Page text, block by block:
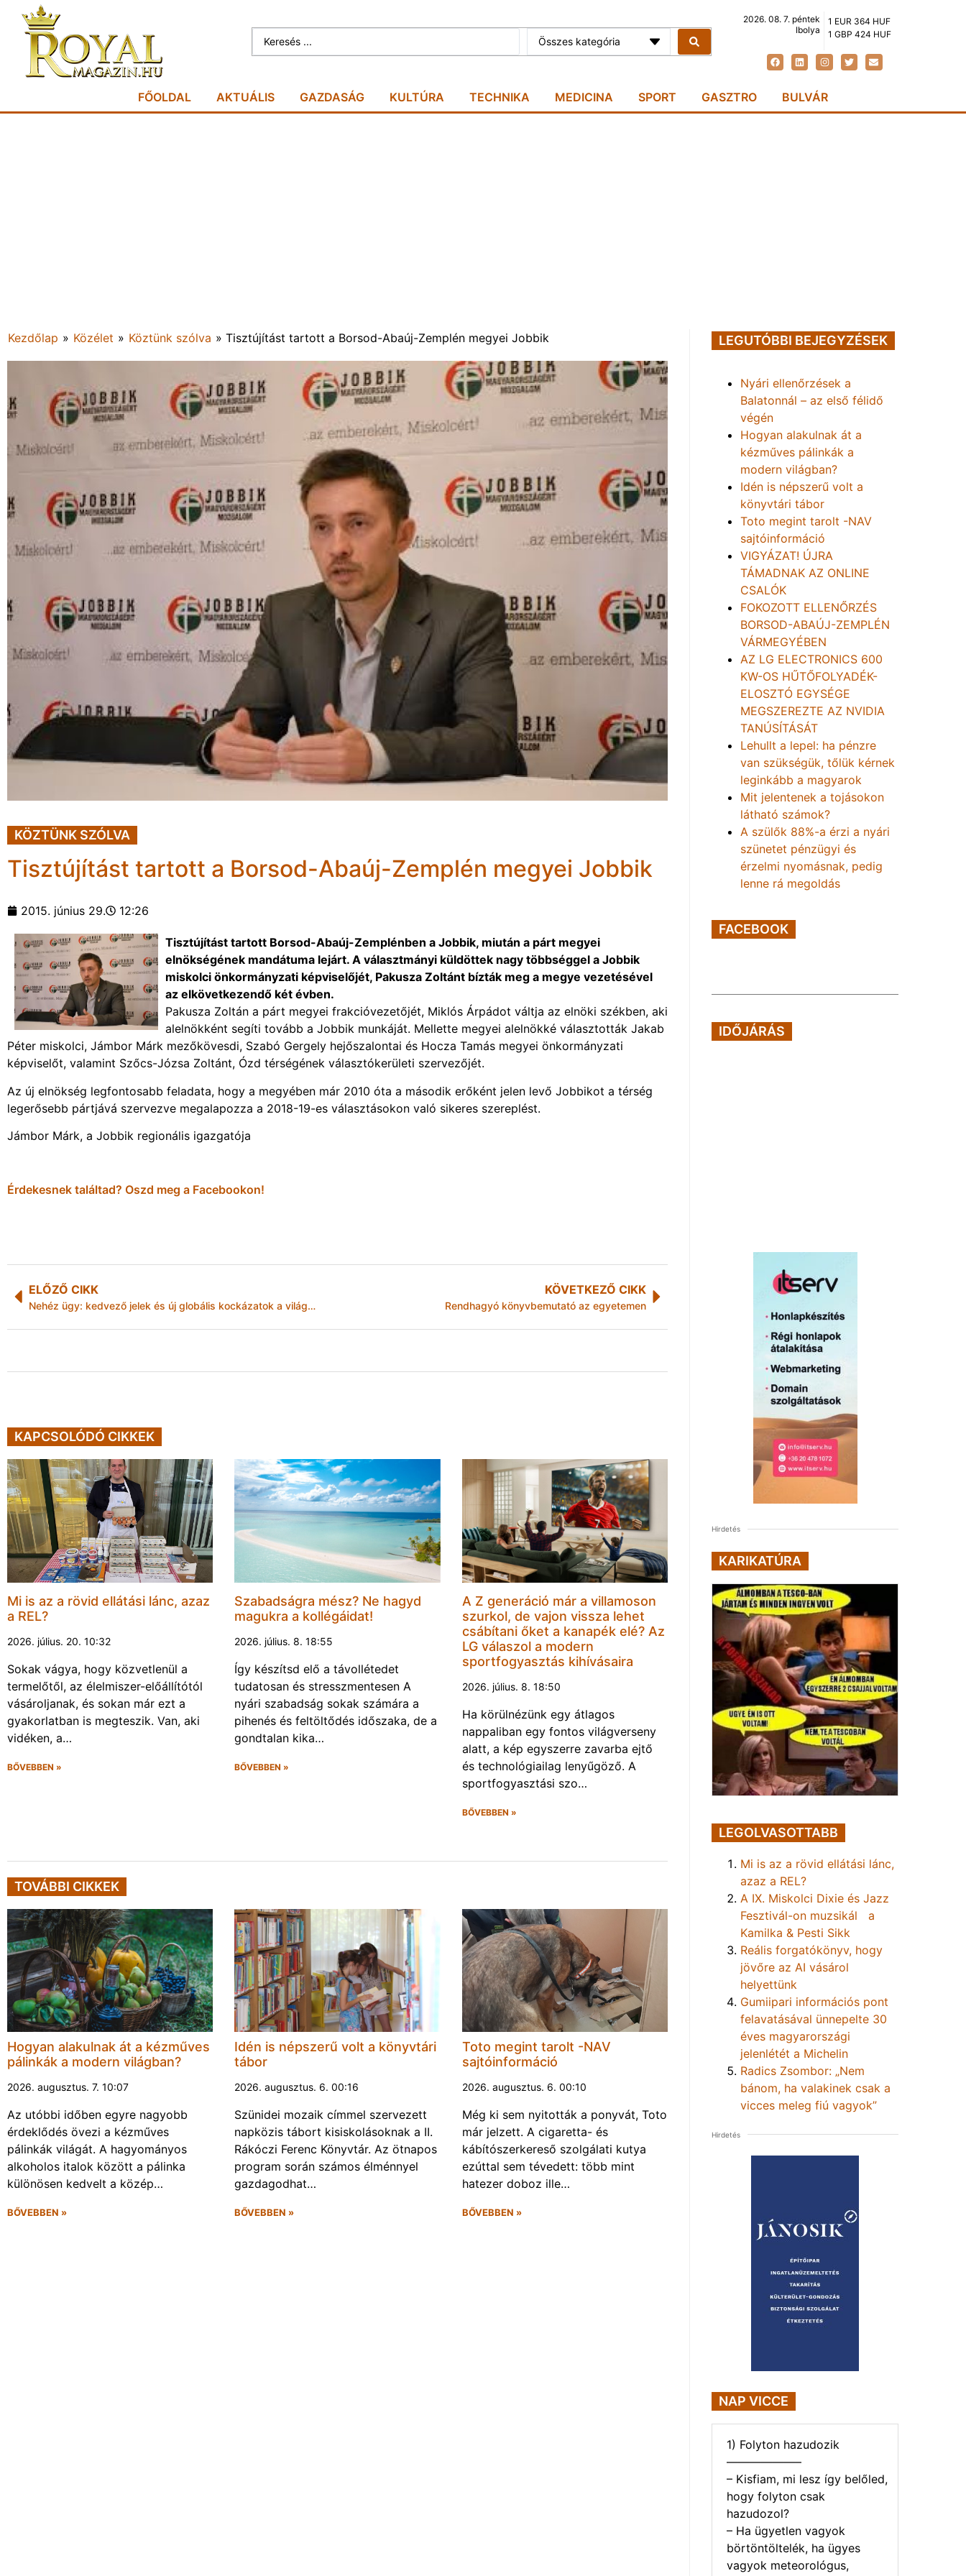
Összes kategória
2026. 08. 7. péntek
Ibolya
1 EUR 364 HUF
1 GBP 424 HUF
FŐOLDAL AKTUÁLIS GAZDASÁG KULTÚRA TECHNIKA MEDICINA SPORT GASZTRO BULVÁR
Kezdőlap » Közélet » Köztünk szólva » Tisztújítást tartott a Borsod-Abaúj-Zemplén megyei Jobbik
KÖZTÜNK SZÓLVA
Tisztújítást tartott a Borsod-Abaúj-Zemplén megyei Jobbik
2015. június 29. 12:26
Tisztújítást tartott Borsod-Abaúj-Zemplénben a Jobbik, miután a párt megyei
elnökségének mandátuma lejárt. A választmányi küldöttek nagy többséggel a Jobbik
miskolci önkormányzati képviselőjét, Pakusza Zoltánt bízták meg a megye vezetésével
az elkövetkezendő két évben.
Pakusza Zoltán a párt megyei frakcióvezetőjét, Miklós Árpádot váltja az elnöki székben, aki
alelnökként segíti tovább a Jobbik munkáját. Mellette megyei alelnökké választották Jakab
Péter miskolci, Jámbor Márk mezőkövesdi, Szabó Gergely hejőszalontai és Hocza Tamás megyei önkormányzati
képviselőt, valamint Szőcs-Józsa Zoltánt, Ózd térségének választókerületi szervezőjét.
Az új elnökség legfontosabb feladata, hogy a megyében már 2010 óta a második erőként jelen levő Jobbikot a térség
legerősebb pártjává szervezve megalapozza a 2018-19-es választásokon való sikeres szereplést.
Jámbor Márk, a Jobbik regionális igazgatója
Érdekesnek találtad? Oszd meg a Facebookon!
ELŐZŐ CIKK
Nehéz ügy: kedvező jelek és új globális kockázatok a világban
KÖVETKEZŐ CIKK
Rendhagyó könyvbemutató az egyetemen
KAPCSOLÓDÓ CIKKEK
Mi is az a rövid ellátási lánc, azaz
a REL?
2026. július. 20. 10:32
Sokak vágya, hogy közvetlenül a
termelőtől, az élelmiszer-előállítótól
vásároljanak, és sokan már ezt a
gyakorlatban is megteszik. Van, aki
vidéken, a…
BŐVEBBEN »
Szabadságra mész? Ne hagyd
magukra a kollégáidat!
2026. július. 8. 18:55
Így készítsd elő a távollétedet
tudatosan és stresszmentesen A
nyári szabadság sokak számára a
pihenés és feltöltődés időszaka, de a
gondtalan kika…
BŐVEBBEN »
A Z generáció már a villamoson
szurkol, de vajon vissza lehet
csábítani őket a kanapék elé? Az
LG válaszol a modern
sportfogyasztás kihívásaira
2026. július. 8. 18:50
Ha körülnézünk egy átlagos
nappaliban egy fontos világverseny
alatt, a kép egyszerre zavarba ejtő
és technológiailag lenyűgöző. A
sportfogyasztási szo…
BŐVEBBEN »
TOVÁBBI CIKKEK
Hogyan alakulnak át a kézműves
pálinkák a modern világban?
2026. augusztus. 7. 10:07
Az utóbbi időben egyre nagyobb
érdeklődés övezi a kézműves
pálinkák világát. A hagyományos
alkoholos italok között a pálinka
különösen kedvelt a közép…
BŐVEBBEN »
Idén is népszerű volt a könyvtári
tábor
2026. augusztus. 6. 00:16
Szünidei mozaik címmel szervezett
napközis tábort kisiskolásoknak a II.
Rákóczi Ferenc Könyvtár. Az ötnapos
program során számos élménnyel
gazdagodhat…
BŐVEBBEN »
Toto megint tarolt -NAV
sajtóinformáció
2026. augusztus. 6. 00:10
Még ki sem nyitották a ponyvát, Toto
már jelzett. A cigaretta- és
kábítószerkereső szolgálati kutya
ezúttal sem tévedett: több mint
hatezer doboz ille…
BŐVEBBEN »
LEGUTÓBBI BEJEGYZÉSEK
Nyári ellenőrzések a
Balatonnál – az első félidő
végén
Hogyan alakulnak át a
kézműves pálinkák a
modern világban?
Idén is népszerű volt a
könyvtári tábor
Toto megint tarolt -NAV
sajtóinformáció
VIGYÁZAT! ÚJRA
TÁMADNAK AZ ONLINE
CSALÓK
FOKOZOTT ELLENŐRZÉS
BORSOD-ABAÚJ-ZEMPLÉN
VÁRMEGYÉBEN
AZ LG ELECTRONICS 600
KW-OS HŰTŐFOLYADÉK-
ELOSZTÓ EGYSÉGE
MEGSZEREZTE AZ NVIDIA
TANÚSÍTÁSÁT
Lehullt a lepel: ha pénzre
van szükségük, tőlük kérnek
leginkább a magyarok
Mit jelentenek a tojásokon
látható számok?
A szülők 88%-a érzi a nyári
szünetet pénzügyi és
érzelmi nyomásnak, pedig
lenne rá megoldás
FACEBOOK
IDŐJÁRÁS
Hirdetés
KARIKATÚRA
LEGOLVASOTTABB
Mi is az a rövid ellátási lánc,
azaz a REL?
A IX. Miskolci Dixie és Jazz
Fesztivál-on muzsikál a
Kamilka & Pesti Sikk
Reális forgatókönyv, hogy
jövőre az AI vásárol
helyettünk
Gumiipari információs pont
felavatásával ünnepelte 30
éves magyarországi
jelenlétét a Michelin
Radics Zsombor: „Nem
bánom, ha valakinek csak a
vicces meleg fiú vagyok”
Hirdetés
NAP VICCE
1) Folyton hazudozik
——————–
– Kisfiam, mi lesz így belőled,
hogy folyton csak
hazudozol?
– Ha ügyetlen vagyok
börtöntöltelék, ha ügyes
vagyok meteorológus,